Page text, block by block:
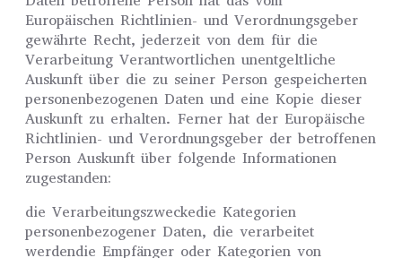
Europäischen Richtlinien- und Verordnungsgeber
gewährte Recht, jederzeit von dem für die
Verarbeitung Verantwortlichen unentgeltliche
Auskunft über die zu seiner Person gespeicherten
personenbezogenen Daten und eine Kopie dieser
Auskunft zu erhalten. Ferner hat der Europäische
Richtlinien- und Verordnungsgeber der betroffenen
Person Auskunft über folgende Informationen
zugestanden:
die Verarbeitungszweckedie Kategorien
personenbezogener Daten, die verarbeitet
werdendie Empfänger oder Kategorien von